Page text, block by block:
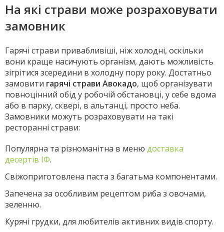
На які страви може розраховувати
замовник
Гарячі страви привабливіші, ніж холодні, оскільки
вони краще насичують організм, дають можливість
зігрітися зсередини в холодну пору року. Достатньо
замовити гарячі страви Авокадо, щоб організувати
повноцінний обід у робочій обстановці, у себе вдома
або в парку, сквері, в альтанці, просто неба.
Замовники можуть розраховувати на такі
ресторанні страви:
Популярна та різноманітна в меню доставка
десертів ІФ.
Свіжоприготовлена паста з багатьма компонентами.
Запечена за особливим рецептом риба з овочами,
зеленню.
Курячі грудки, для любителів активних видів спорту.